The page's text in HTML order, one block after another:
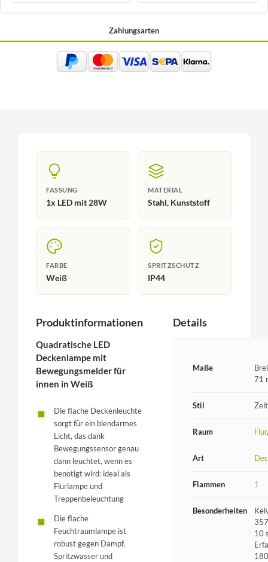
Zahlungsarten
FASSUNG
1x LED mit 28W
MATERIAL
Stahl, Kunststoff
FARBE
Weiß
SPRITZSCHUTZ
IP44
Produktinformationen
Quadratische LED
Deckenlampe mit
Bewegungsmelder für
innen in Weiß
Die flache Deckenleuchte
sorgt für ein blendarmes
Licht, das dank
Bewegungssensor genau
dann leuchtet, wenn es
benötigt wird: ideal als
Flurlampe und
Treppenbeleuchtung
Die flache
Feuchtraumlampe ist
robust gegen Dampf,
Spritzwasser und
Details
Maße
71
Stil
Raum Flur
Art
Flammen 1
Besonderheiten
10